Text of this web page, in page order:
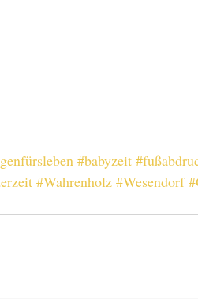
#babyzeit
#Wahrenholz #Wesendorf